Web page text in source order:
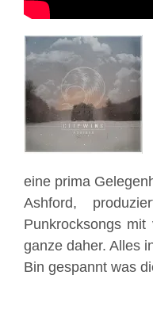
eine prima
Ashford,
Punkrocksongs
ganze daher. Alles
Bin gespannt was